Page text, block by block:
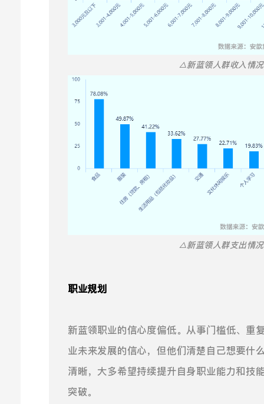
△新蓝领人群收入情况
△新蓝领人群支出情况
职业规划
新蓝领职业的信心度偏低。从事门槛低、重
业未来发展的信心，但他们清楚自己想要什
清晰，大多希望持续提升自身职业能力和技
突破。